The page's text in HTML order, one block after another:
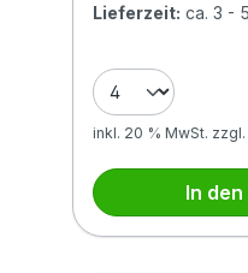
Lieferzeit: ca. 3 -
inkl. 20 % MwSt.
In